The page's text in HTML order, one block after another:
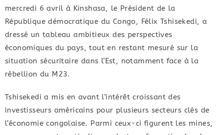
mercredi 6 avril à Kinshasa, le Président de la
République démocratique du Congo, Félix Tshisekedi, a
dressé un tableau ambitieux des perspectives
économiques du pays, tout en restant mesuré sur la
situation sécuritaire dans l’Est, notamment face à la
rébellion du M23.
Tshisekedi a mis en avant l’intérêt croissant des
investisseurs américains pour plusieurs secteurs clés de
l’économie congolaise. Parmi ceux-ci figurent les mines,